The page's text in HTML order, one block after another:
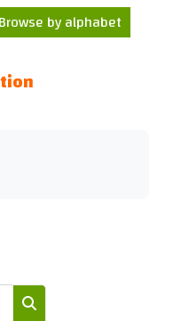
Browse by alphabet